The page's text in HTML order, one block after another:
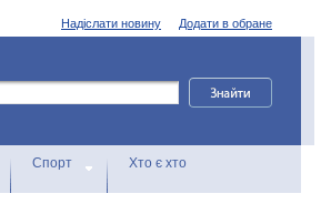
Додати в обране
Надіслати новину
Спорт Хто є хто